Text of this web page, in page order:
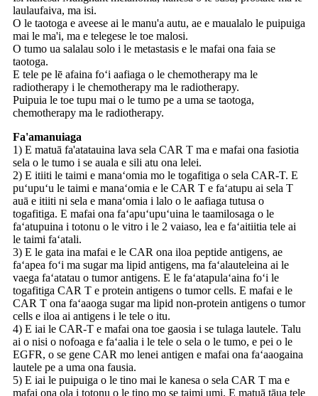
laulaufaiva, ma isi.
O le taotoga e aveese ai le manu'a autu, ae e maualalo le puipuiga
mai le ma'i, ma e telegese le toe malosi.
O tumo ua salalau solo i le metastasis e le mafai ona faia se
taotoga.
E tele pe lē afaina foʻi aafiaga o le chemotherapy ma le
radiotherapy i le chemotherapy ma le radiotherapy.
Puipuia le toe tupu mai o le tumo pe a uma se taotoga,
chemotherapy ma le radiotherapy.
Fa'amanuiaga
1) E matuā fa'atatauina lava sela CAR T ma e mafai ona fasiotia
sela o le tumo i se auala e sili atu ona lelei.
2) E itiiti le taimi e manaʻomia mo le togafitiga o sela CAR-T. E
puʻupuʻu le taimi e manaʻomia e le CAR T e faʻatupu ai sela T
auā e itiiti ni sela e manaʻomia i lalo o le aafiaga tutusa o
togafitiga. E mafai ona faʻapuʻupuʻuina le taamilosaga o le
faʻatupuina i totonu o le vitro i le 2 vaiaso, lea e faʻaitiitia tele ai
le taimi faʻatali.
3) E le gata ina mafai e le CAR ona iloa peptide antigens, ae
faʻapea foʻi ma sugar ma lipid antigens, ma faʻalauteleina ai le
vaega faʻatatau o tumor antigens. E le faʻatapulaʻaina foʻi le
togafitiga CAR T e protein antigens o tumor cells. E mafai e le
CAR T ona faʻaaoga sugar ma lipid non-protein antigens o tumor
cells e iloa ai antigens i le tele o itu.
4) E iai le CAR-T e mafai ona toe gaosia i se tulaga lautele. Talu
ai o nisi o nofoaga e faʻaalia i le tele o sela o le tumo, e pei o le
EGFR, o se gene CAR mo lenei antigen e mafai ona faʻaaogaina
lautele pe a uma ona fausia.
5) E iai le puipuiga o le tino mai le kanesa o sela CAR T ma e
mafai ona ola i totonu o le tino mo se taimi umi. E matuā tāua tele